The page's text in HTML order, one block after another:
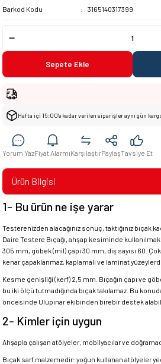
Barkod Kodu
3165140317399
Sepete Ekle
Hafta içi 15:00’e kadar verilen siparişler aynı gün
Yorum YazFiyat AlarmıKarşılaştırPaylaşTavsiye Et
Ürün Bilgisi
1- Bu ürün ne işe yarar
Testerenizden alacağınız sonuç, taktığınız bıçak
Daire Testere Bıçağı, ahşap kesiminde
305 mm, göbek (mil) çapı 30 mm, diş sayısı 60.
kenar çapaklanmaz, kaplamalı ve laminat
Kesme genişliği (kerf) 2,5 mm. Bıçağın çapı ve
bu iki ölçü tutmadığında bıçak takılamaz. Bu
öncesinde Ulupınar ekibinden birebir destek
2- Kimler için uygun
Ahşapla çalışan atölyeler, mobilyacılar ve
Bıçak sarf malzemedir: yoğun kullanan atölyeler